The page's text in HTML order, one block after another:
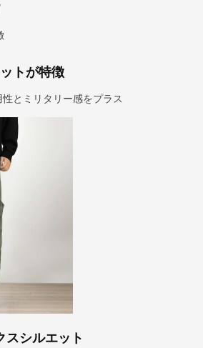
トが特徴
とミリタリー感をプラス
スシルエット